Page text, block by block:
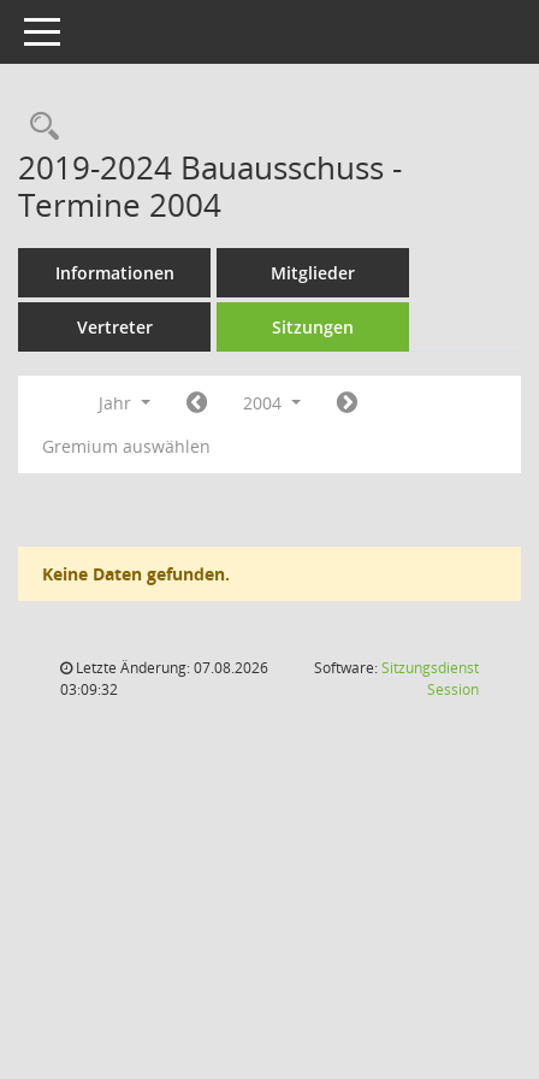
Toggle navigation
Rechercheauswahl
2019-2024 Bauausschuss -
Termine 2004
Informationen Mitglieder
Vertreter Sitzungen
Jahr
2004
Gremium auswählen
Keine Daten gefunden.
Letzte Änderung: 07.08.2026
03:09:32
Software:Sitzungsdienst
Session(Wird in